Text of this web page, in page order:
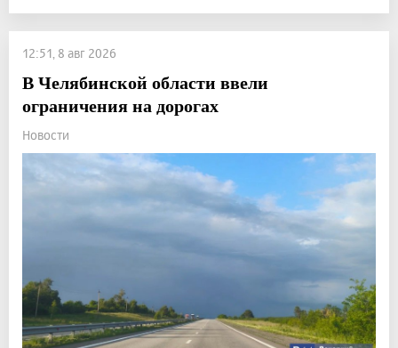
12:51, 8 авг 2026
В Челябинской области ввели
ограничения на дорогах
Новости